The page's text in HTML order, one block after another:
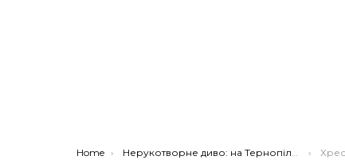
You are here:
Home Нерукотворне диво: на Тернопільщині у стовбурі дерева знайшли зображення хреста (ФОТО, ВІДЕО)